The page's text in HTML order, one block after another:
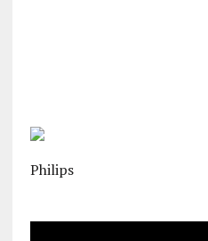
Philips